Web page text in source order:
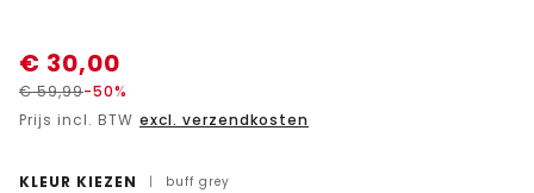
€ 30,00
€59,99-50%
Prijs incl. BTW excl. verzendkosten
KLEUR KIEZEN | buff grey